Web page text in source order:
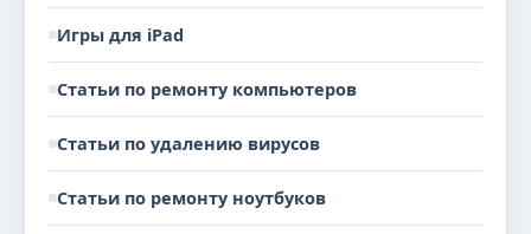
Игры для iPad
Статьи по ремонту компьютеров
Статьи по удалению вирусов
Статьи по ремонту ноутбуков